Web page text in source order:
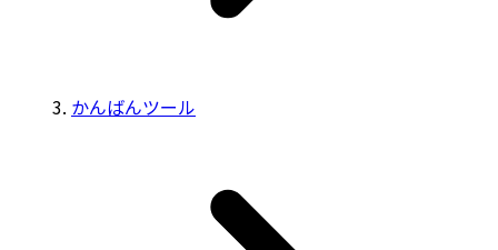
かんばんツール